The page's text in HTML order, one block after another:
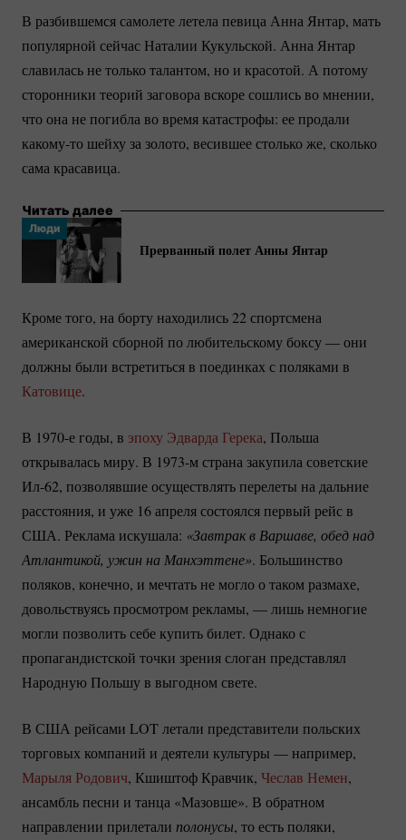
В разбившемся самолете летела певица Анна Янтар, мать
популярной сейчас Наталии Кукульской. Анна Янтар
славилась не только талантом, но и красотой. А потому
сторонники теорий заговора вскоре сошлись во мнении,
что она не погибла во время катастрофы: ее продали
какому-тошейху за золото, весившее столько же, сколько
сама красавица.
Читать далее
Люди
Прерванный полет Анны Янтар
Кроме того, на борту находились 22 спортсмена
американской сборной по любительскому боксу — они
должны были встретиться в поединках с поляками в
Катовице.
В 1970-е годы, в эпоху Эдварда Герека, Польша
открывалась миру. В 1973-м страна закупила советские
Ил-62, позволявшие осуществлять перелеты на дальние
расстояния, и уже 16 апреля состоялся первый рейс в
США. Реклама искушала: «Завтрак в Варшаве, обед над
Атлантикой, ужин на Манхэттене». Большинство
поляков, конечно, и мечтать не могло о таком размахе,
довольствуясь просмотром рекламы, — лишь немногие
могли позволить себе купить билет. Однако с
пропагандистской точки зрения слоган представлял
Народную Польшу в выгодном свете.
В США рейсами LOT летали представители польских
торговых компаний и деятели культуры — например,
Марыля Родович, Кшиштоф Кравчик, Чеслав Немен,
ансамбль песни и танца «Мазовше». В обратном
направлении прилетали полонусы, то есть поляки,